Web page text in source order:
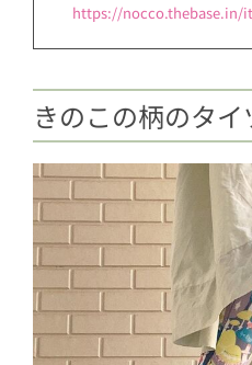
https://nocco.thebase.in/
きのこの柄のタイ